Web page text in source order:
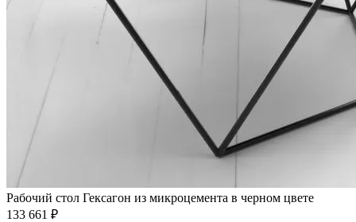
Рабочий стол Гексагон из микроцемента в черном цвете
133 661 ₽